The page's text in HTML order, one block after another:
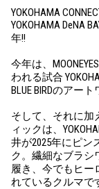
YOKOHAMA
YOKOHAMA DeNA
年!!
今年は、
われる試合
BLUE BIRDのアー
そして、それに加
ィックは、
井が2025年にピン
ク。繊細なブラシ
履き、今でもヒー
れているクルマで